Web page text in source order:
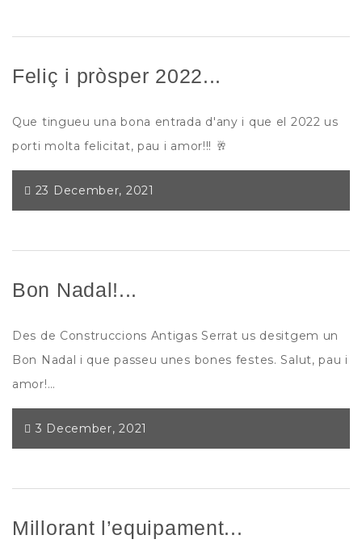
Feliç i pròsper 2022...
Que tingueu una bona entrada d'any i que el 2022 us
porti molta felicitat, pau i amor!!! 🥂
23 December, 2021
Bon Nadal!...
Des de Construccions Antigas Serrat us desitgem un
Bon Nadal i que passeu unes bones festes. Salut, pau i
amor!…
3 December, 2021
Millorant l’equipament...